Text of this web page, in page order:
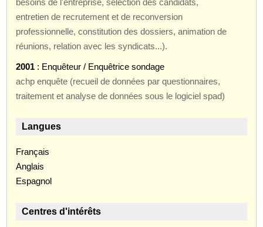
entretien de recrutement et de reconversion
professionnelle, constitution des dossiers, animation de
réunions, relation avec les syndicats...).
2001 : Enquêteur / Enquêtrice sondage
achp enquête (recueil de données par questionnaires,
traitement et analyse de données sous le logiciel spad)
Langues
Français
Anglais
Espagnol
Centres d'intérêts